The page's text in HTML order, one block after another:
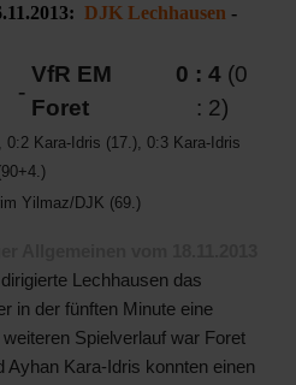
DJK Lechhausen -
-
VfR EM
Foret
0 : 4 (0
: 2)
0:2 Kara-Idris (17.), 0:3 Kara-Idris
Yilmaz/DJK (69.)
Lechhausen das
in der fünften Minute eine
Spielverlauf war Foret
Ayhan Kara-Idris konnten einen